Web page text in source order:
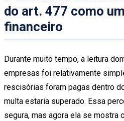
do art. 477 como
financeiro
Durante muito tempo, a leitura
empresas foi relativamente
rescisórias foram pagas dentro
multa estaria superado. Essa
segura, mas agora ela se mostra